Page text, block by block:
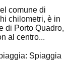
comune di
chilometri, è in
di Porto Quadro,
al centro...
: Spiaggia